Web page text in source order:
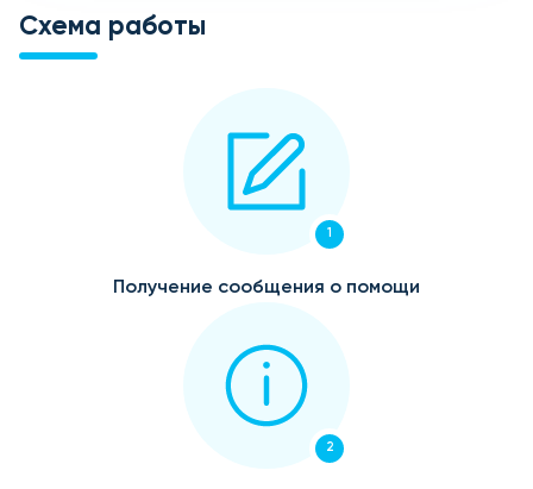
Схема работы
1
Получение сообщения о помощи
2